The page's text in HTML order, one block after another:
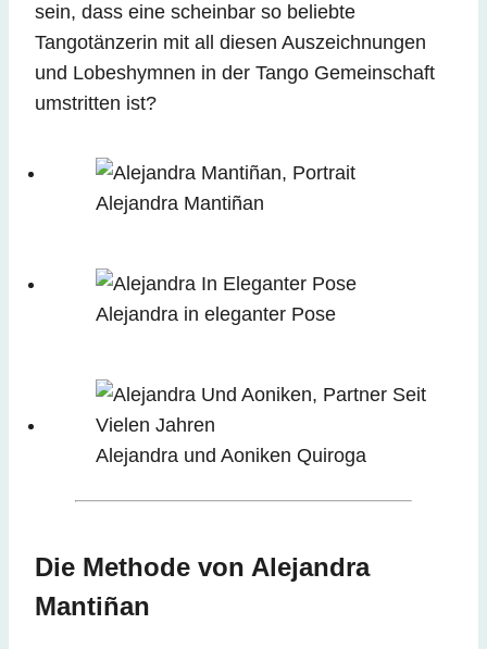
sein, dass eine scheinbar so beliebte
Tangotänzerin mit all diesen Auszeichnungen
und Lobeshymnen in der Tango Gemeinschaft
umstritten ist?
Alejandra Mantiñan
Alejandra in eleganter Pose
Alejandra und Aoniken Quiroga
Die Methode von Alejandra
Mantiñan